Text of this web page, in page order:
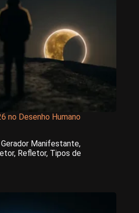
no Desenho Humano
Gerador Manifestante,
, Refletor, Tipos de